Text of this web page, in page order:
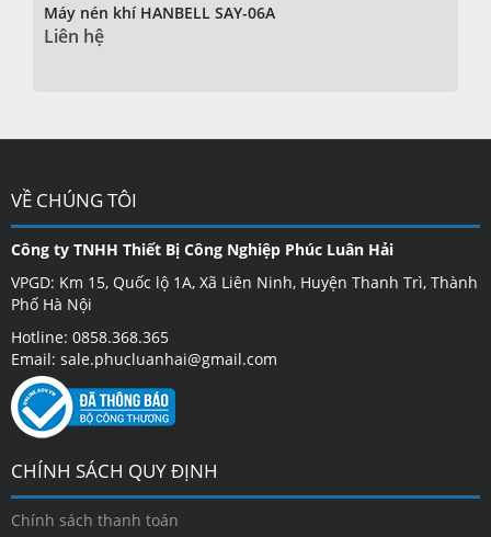
Máy nén khí HANBELL SAY-06A
Liên hệ
VỀ CHÚNG TÔI
Công ty TNHH Thiết Bị Công Nghiệp Phúc Luân Hải
VPGD: Km 15, Quốc lộ 1A, Xã Liên Ninh, Huyện Thanh Trì, Thành
Phố Hà Nội
Hotline: 0858.368.365
Email: sale.phucluanhai@gmail.com
CHÍNH SÁCH QUY ĐỊNH
Chính sách thanh toán